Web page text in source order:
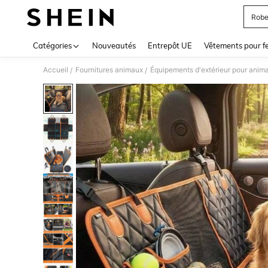
Catégories Nouveautés Entrepôt UE Vêtements pour
Accueil / Fournitures animaux / Équipements d'extérieur pour